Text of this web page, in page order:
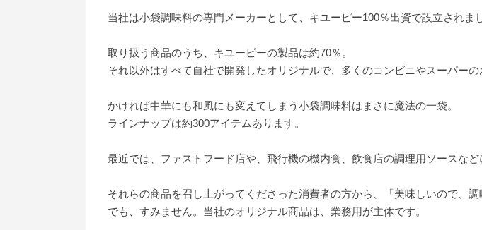
当社は小袋調味料の専門メーカーとして、キユーピー100％出資で設立されま
取り扱う商品のうち、キユーピーの製品は約70％。
それ以外はすべて自社で開発したオリジナルで、多くのコンビニやスーパーの
かければ中華にも和風にも変えてしまう小袋調味料はまさに魔法の一袋。
ラインナップは約300アイテムあります。
最近では、ファストフード店や、飛行機の機内食、飲食店の調理用ソースな
それらの商品を召し上がってくださった消費者の方から、「美味しいので、
でも、すみません。当社のオリジナル商品は、業務用が主体です。